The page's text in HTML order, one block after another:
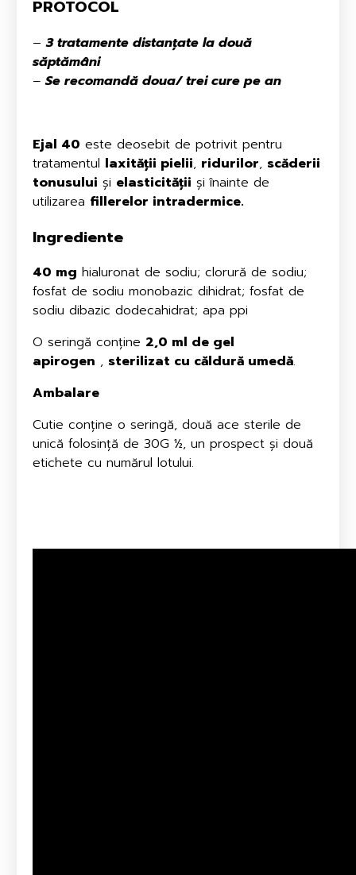
PROTOCOL
–3 tratamente distanțate la două
săptămâni
–Se recomandă doua/ trei cure pe an
Ejal 40 este deosebit de potrivit pentru
tratamentul laxității pielii, ridurilor, scăderii
tonusului și elasticității și înainte de
utilizarea fillerelor intradermice.
Ingrediente
40 mg hialuronat de sodiu; clorură de sodiu;
fosfat de sodiu monobazic dihidrat; fosfat de
sodiu dibazic dodecahidrat; apa ppi
O seringă conține 2,0 ml de gel
apirogen , sterilizat cu căldură umedă.
Ambalare
Cutie conține o seringă, două ace sterile de
unică folosință de 30G ½, un prospect și două
etichete cu numărul lotului.